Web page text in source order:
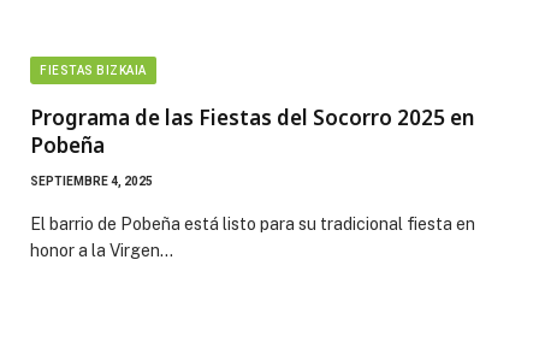
FIESTAS BIZKAIA
Programa de las Fiestas del Socorro 2025 en
Pobeña
SEPTIEMBRE 4, 2025
El barrio de Pobeña está listo para su tradicional fiesta en
honor a la Virgen…